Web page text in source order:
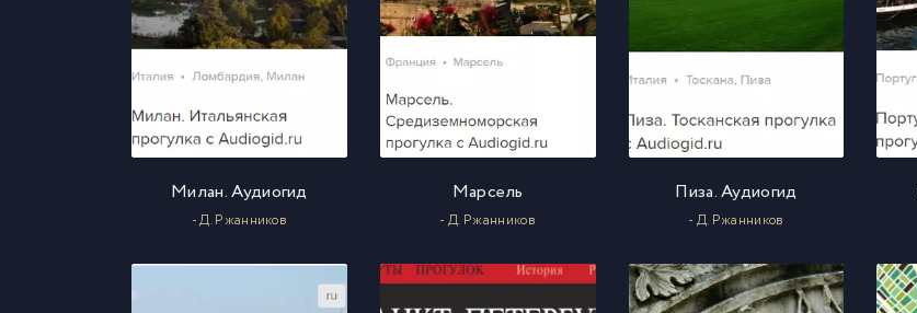
Милан. Аудиогид
- Д. Ржанников
Марсель
- Д. Ржанников
Пиза. Аудиогид
- Д. Ржанников